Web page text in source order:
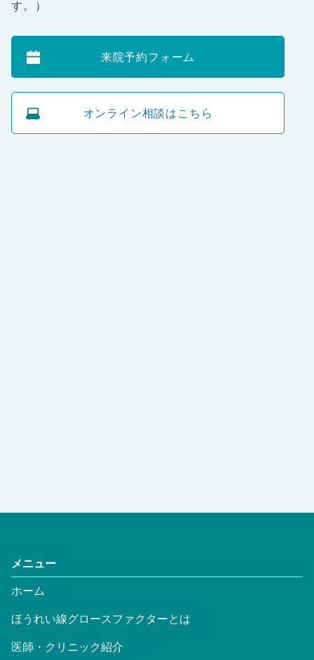
す。）
来院予約フォーム
オンライン相談はこちら
メニュー
ホーム
ほうれい線グロースファクターとは
医師・クリニック紹介